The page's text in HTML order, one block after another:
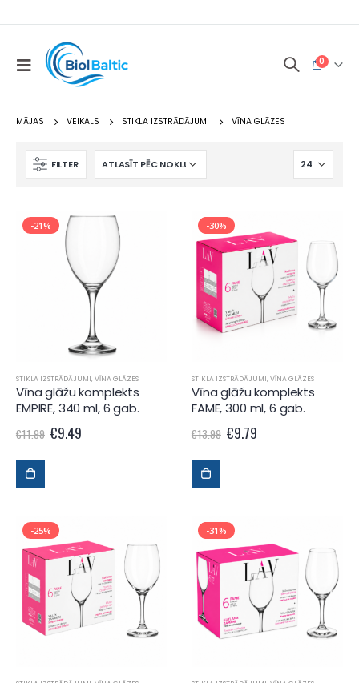
0
MĀJAS VEIKALS STIKLA IZSTRĀDĀJUMI VĪNA GLĀZES
FILTER
-21%
STIKLA IZSTRĀDĀJUMI, VĪNA GLĀZES
Vīna glāžu komplekts
EMPIRE, 340 ml, 6 gab.
€11.99 €9.49
-30%
STIKLA IZSTRĀDĀJUMI, VĪNA GLĀZES
Vīna glāžu komplekts
FAME, 300 ml, 6 gab.
€13.99 €9.79
-25% -31%